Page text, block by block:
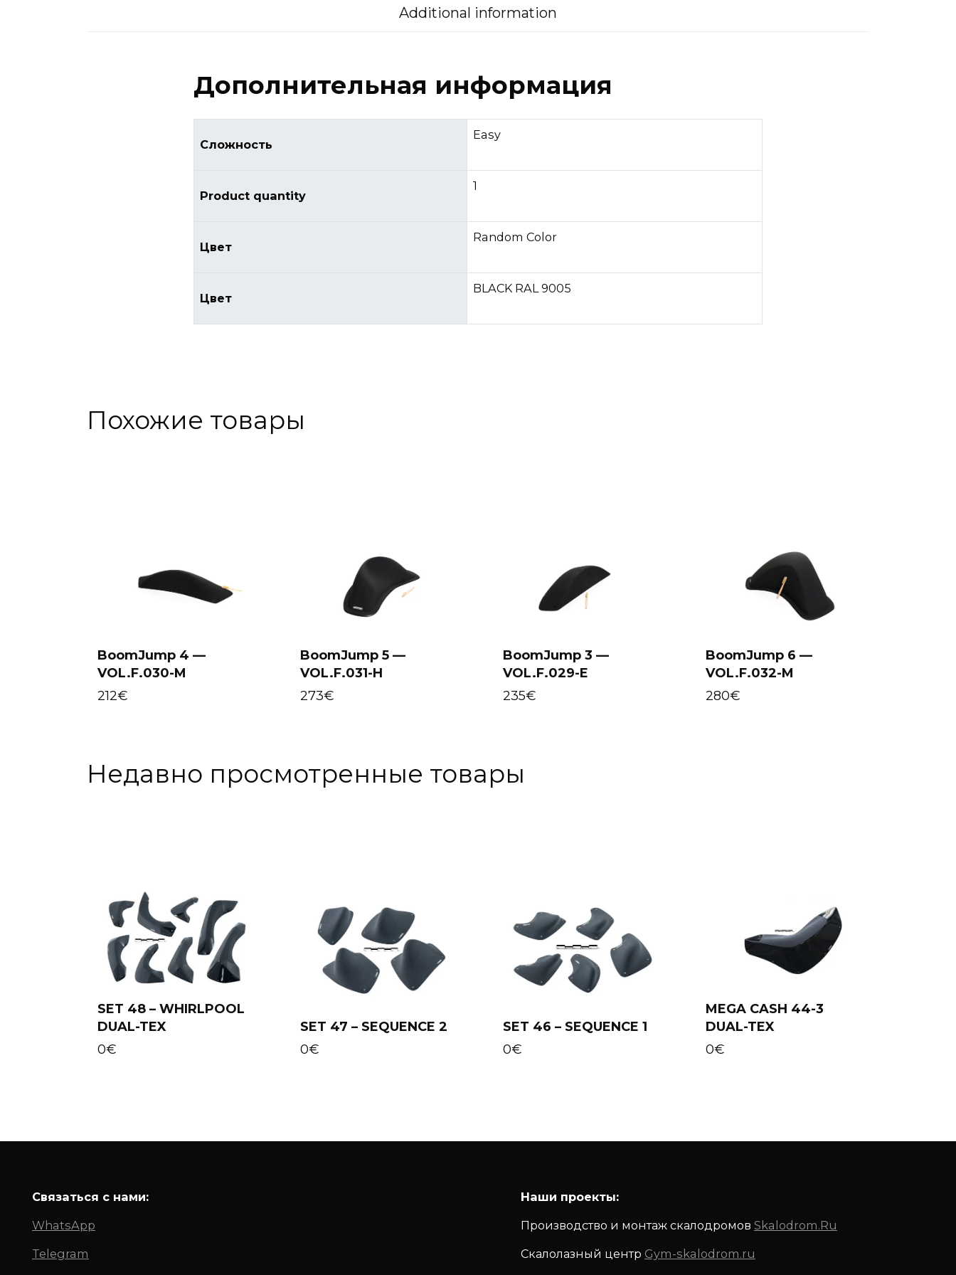
Additional information
Дополнительная информация
Сложность
Easy
Product quantity
1
Цвет
Random Color
Цвет
BLACK RAL 9005
Похожие товары
Select options
BoomJump 4 —
VOL.F.030-M
212€
Select options
BoomJump 5 —
VOL.F.031-H
273€
Select options
BoomJump 3 —
VOL.F.029-E
235€
Select options
BoomJump 6 —
VOL.F.032-M
280€
Недавно просмотренные товары
Add to cart
SET 48 – WHIRLPOOL
DUAL-TEX
0€
SET 47 – SEQUENCE 2
0€
SET 46 – SEQUENCE 1
0€
Add to cart
MEGA CASH 44-3
DUAL-TEX
0€
Связаться с нами:
WhatsApp
Telegram
Наши проекты:
Производство и монтаж скалодромов Skalodrom.Ru
Скалолазный центр Gym-skalodrom.ru